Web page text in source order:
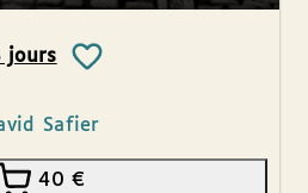
jours
Safier
40€